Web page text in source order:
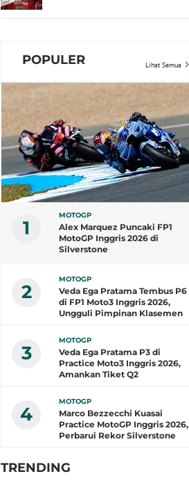
POPULER Lihat Semua
1
MOTOGP
Alex Marquez Puncaki FP1
MotoGP Inggris 2026 di
Silverstone
2
MOTOGP
Veda Ega Pratama Tembus P6
di FP1 Moto3 Inggris 2026,
Ungguli Pimpinan Klasemen
3
MOTOGP
Veda Ega Pratama P3 di
Practice Moto3 Inggris 2026,
Amankan Tiket Q2
4
MOTOGP
Marco Bezzecchi Kuasai
Practice MotoGP Inggris 2026,
Perbarui Rekor Silverstone
TRENDING